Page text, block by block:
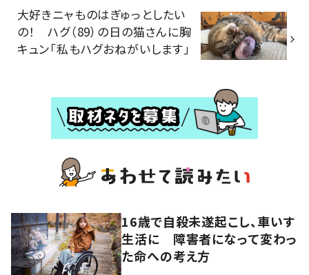
大好きニャものはぎゅっとしたい
の！ ハグ（89）の日の猫さんに胸
キュン「私もハグおねがいします」
16歳で自殺未遂起こし、車いす
生活に 障害者になって変わっ
た命への考え方